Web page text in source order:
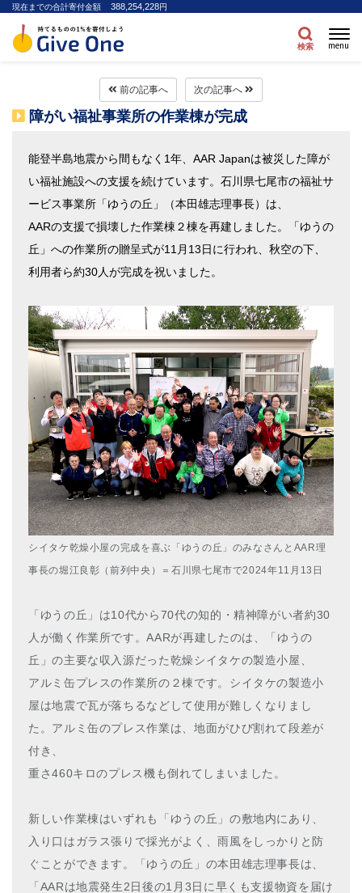
現在までの合計寄付金額 388,254,228円
検索 menu
前の記事へ 次の記事へ
障がい福祉事業所の作業棟が完成
能登半島地震から間もなく1年、AAR Japanは被災した障が
い福祉施設への支援を続けています。石川県七尾市の福祉サ
ービス事業所「ゆうの丘」（本田雄志理事長）は、
AARの支援で損壊した作業棟２棟を再建しました。「ゆうの
丘」への作業所の贈呈式が11月13日に行われ、秋空の下、
利用者ら約30人が完成を祝いました。
シイタケ乾燥小屋の完成を喜ぶ「ゆうの丘」のみなさんとAAR理
事長の堀江良彰（前列中央）＝石川県七尾市で2024年11月13日
「ゆうの丘」は10代から70代の知的・精神障がい者約30
人が働く作業所です。AARが再建したのは、「ゆうの
丘」の主要な収入源だった乾燥シイタケの製造小屋、
アルミ缶プレスの作業所の２棟です。シイタケの製造小
屋は地震で瓦が落ちるなどして使用が難しくなりまし
た。アルミ缶のプレス作業は、地面がひび割れて段差が
付き、
重さ460キロのプレス機も倒れてしまいました。
新しい作業棟はいずれも「ゆうの丘」の敷地内にあり、
入り口はガラス張りで採光がよく、雨風をしっかりと防
ぐことができます。「ゆうの丘」の本田雄志理事長は、
「AARは地震発生2日後の1月3日に早くも支援物資を届け